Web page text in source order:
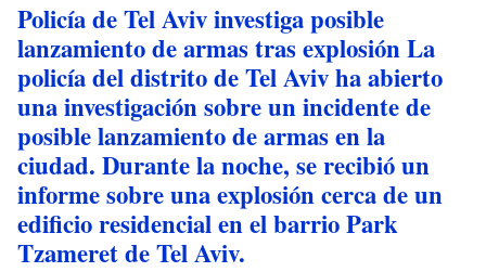
Policía de Tel Aviv investiga posible
lanzamiento de armas tras explosión La
policía del distrito de Tel Aviv ha abierto
una investigación sobre un incidente de
posible lanzamiento de armas en la
ciudad. Durante la noche, se recibió un
informe sobre una explosión cerca de un
edificio residencial en el barrio Park
Tzameret de Tel Aviv.